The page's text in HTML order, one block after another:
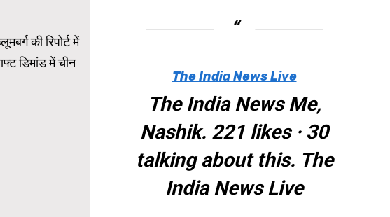
की रिपोर्ट में
डिमांड में चीन
The India News Live
The India News Me,
Nashik. 221 likes · 30
talking about this. The
India News Live